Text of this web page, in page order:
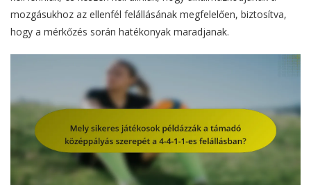
mozgásukhoz az ellenfél felállásának megfelelően, biztosítva,
hogy a mérkőzés során hatékonyak maradjanak.